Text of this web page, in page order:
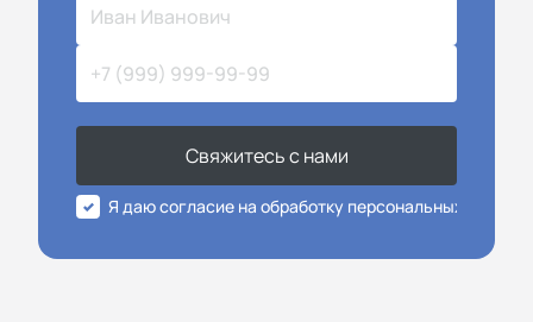
Свяжитесь с нами
Я даю согласие на обработку персональных